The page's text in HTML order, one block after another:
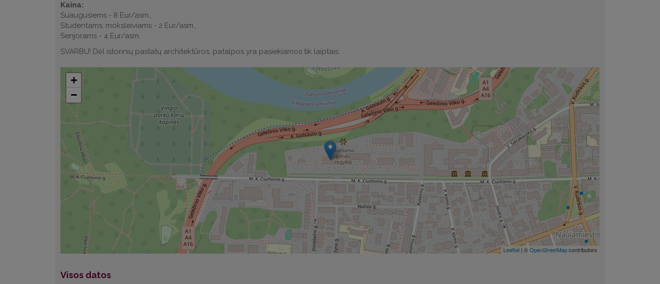
Kaina:
Suaugusiems - 8 Eur/asm.,
Studentams, moksleiviams - 2 Eur/asm.,
Senjorams - 4 Eur/asm.
SVARBU! Dėl istorinių pastatų architektūros, patalpos yra pasiekiamos tik laiptais.
+
−
Leaflet| ©OpenStreetMapcontributors
Visos datos